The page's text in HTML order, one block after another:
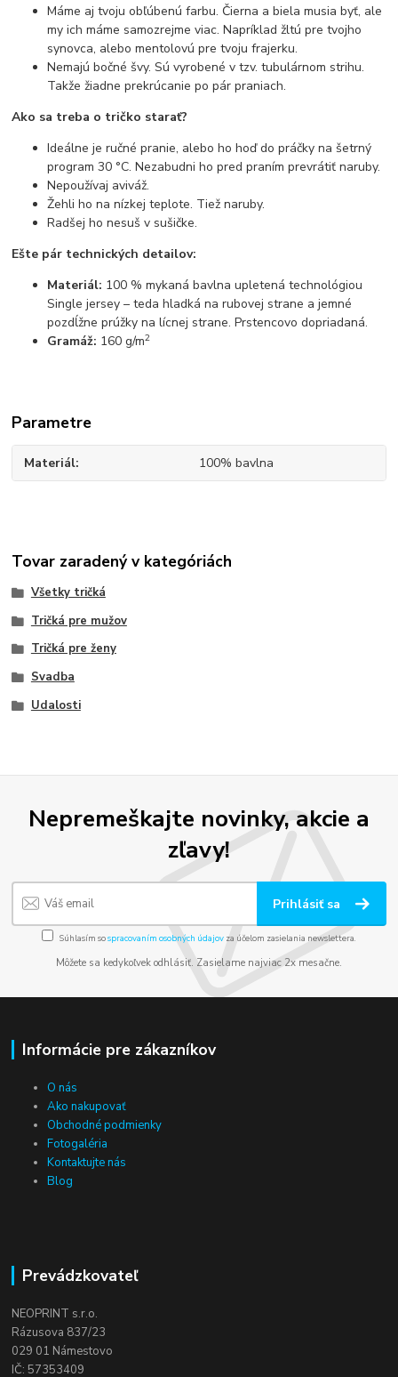
Máme aj tvoju obľúbenú farbu. Čierna a biela musia byť, ale
my ich máme samozrejme viac. Napríklad žltú pre tvojho
synovca, alebo mentolovú pre tvoju frajerku.
Nemajú bočné švy. Sú vyrobené v tzv. tubulárnom strihu.
Takže žiadne prekrúcanie po pár praniach.
Ako sa treba o tričko starať?
Ideálne je ručné pranie, alebo ho hoď do práčky na šetrný
program 30 °C. Nezabudni ho pred praním prevrátiť naruby.
Nepoužívaj aviváž.
Žehli ho na nízkej teplote. Tiež naruby.
Radšej ho nesuš v sušičke.
Ešte pár technických detailov:
Materiál: 100 % mykaná bavlna upletená technológiou
Single jersey – teda hladká na rubovej strane a jemné
pozdĺžne prúžky na lícnej strane. Prstencovo dopriadaná.
Gramáž: 160 g/m2
Parametre
Materiál 100% bavlna
Tovar zaradený v kategóriách
Všetky tričká
Tričká pre mužov
Tričká pre ženy
Svadba
Udalosti
Nepremeškajte novinky, akcie a
zľavy!
Prihlásiť sa
Súhlasím sospracovaním osobných údajov za účelom zasielania newslettera.
Môžete sa kedykoľvek odhlásiť. Zasielame najviac 2x mesačne.
Informácie pre zákazníkov
O nás
Ako nakupovať
Obchodné podmienky
Fotogaléria
Kontaktujte nás
Blog
Prevádzkovateľ
NEOPRINT s.r.o.
Rázusova 837/23
029 01 Námestovo
IČ: 57353409